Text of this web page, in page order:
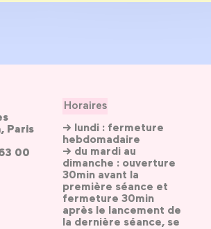
Paris
00
Horaires
→ lundi : fermeture
hebdomadaire
→ du mardi au
dimanche : ouverture
30min avant la
première séance et
fermeture 30min
après le lancement de
la dernière séance, se